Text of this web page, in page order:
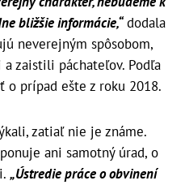
bližšie informácie,“dodala
neverejným spôsobom,
zaistili páchateľov. Podľa
prípad ešte z roku 2018.
zatiaľ nie je známe.
ani samotný úrad, o
„Ústredie práce o obvinení